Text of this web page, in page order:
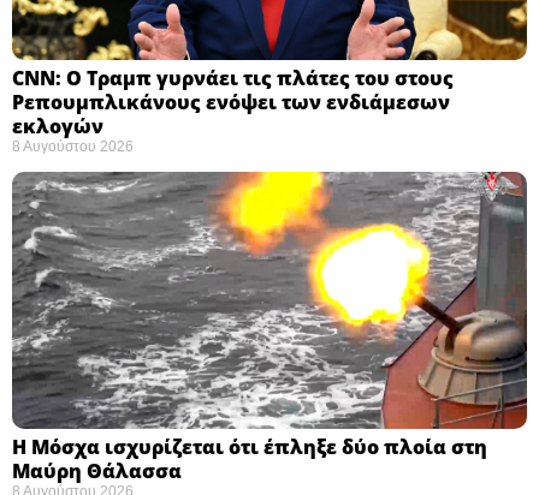
CNN: Ο Τραμπ γυρνάει τις πλάτες του στους
Ρεπουμπλικάνους ενόψει των ενδιάμεσων
εκλογών ​
8 Αυγούστου 2026
Η Μόσχα ισχυρίζεται ότι έπληξε δύο πλοία στη
Μαύρη Θάλασσα ​
8 Αυγούστου 2026